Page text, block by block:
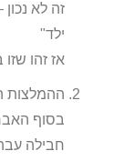
זה לא
ילד"
אז זהו
ההמלצות
בסוף
חבילה